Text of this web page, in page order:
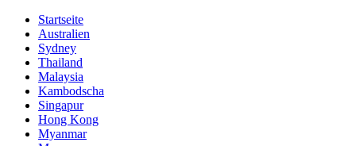
Startseite
Australien
Sydney
Thailand
Malaysia
Kambodscha
Singapur
Hong Kong
Myanmar